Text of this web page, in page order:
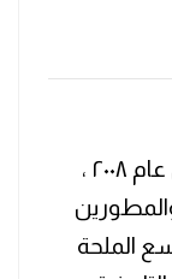
منذ ظهور تقنية البلوكتشاين في عام ٢٠٠٨ ،
الملحة